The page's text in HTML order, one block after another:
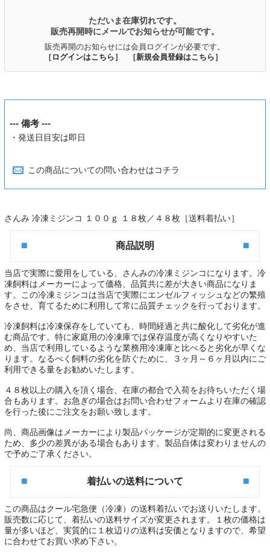
ただいま在庫切れです。
販売再開時にメールでお知らせが可能です。
販売再開のお知らせには会員ログインが必要です。
［ログインはこちら］
［新規会員登録はこちら］
--- 備考 ---
・発送日目安は即日
この商品についての問い合わせはコチラ
さんみ 冷凍ミジンコ １００ｇ １８枚／４８枚［送料着払い］
商品説明
当店で実際に愛用をしている、さんみの冷凍ミジンコになります。冷
凍飼料はメーカーによって価格、品質共に差が大きい商品になりま
す。この冷凍ミジンコは当店で実際にエンゼルフィッシュなどの繁殖
をさせ、育てるために利用して常に品質チェックを行っております。
冷凍飼料は冷凍保存をしていても、時間経過と共に酸化して劣化が進
む商品です。特に家庭用の冷凍庫では保存温度が高くなりやすいた
め、当店で利用しているような業務用冷凍庫と比べると劣化が早くな
ります。なるべく飼料の劣化を防ぐために、３ヶ月～６ヶ月以内にご
利用できる量をお勧めいたします。
４８枚以上の購入を頂く場合、在庫の都合で入荷をお待ちいただく場
合もあります。お急ぎの場合はお問い合わせフォーム より在庫の確認
を行った後にご注文をお願い致します。
尚、商品画像はメーカーにより製品パッケージが定期的に変更される
ため、多少の差異がある場合もあります。製品自体は変わりませんの
で予めご了承ください。
着払いの送料について
この商品はクール宅急便（冷凍）の送料着払いでお送りいたします。
販売数に応じて、着払いの送料サイズが変更されます。１枚の価格は
量が多いほど、実質的に１枚辺りの送料は安価となりますので、希望
に合わせてお買い求め下さい。